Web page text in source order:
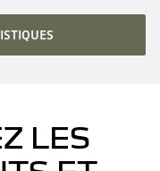
LES